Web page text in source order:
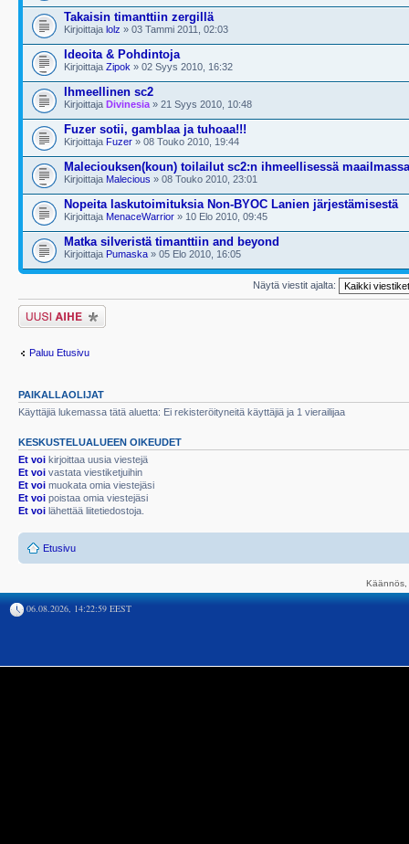
Takaisin timanttiin zergillä
Kirjoittaja lolz » 03 Tammi 2011, 02:03
Ideoita & Pohdintoja
Kirjoittaja Zipok » 02 Syys 2010, 16:32
Ihmeellinen sc2
Kirjoittaja Divinesia » 21 Syys 2010, 10:48
Fuzer sotii, gamblaa ja tuhoaa!!!
Kirjoittaja Fuzer » 08 Touko 2010, 19:44
Maleciouksen(koun) toilailut sc2:n ihmeellisessä maailmassa
Kirjoittaja Malecious » 08 Touko 2010, 23:01
Nopeita laskutoimituksia Non-BYOC Lanien järjestämisestä
Kirjoittaja MenaceWarrior » 10 Elo 2010, 09:45
Matka silveristä timanttiin and beyond
Kirjoittaja Pumaska » 05 Elo 2010, 16:05
Näytä viestit ajalta:
Lähetä uusi viesti
Paluu Etusivu
PAIKALLAOLIJAT
Käyttäjiä lukemassa tätä aluetta: Ei rekisteröityneitä käyttäjiä ja 1 vierailijaa
KESKUSTELUALUEEN OIKEUDET
Et voi kirjoittaa uusia viestejä
Et voi vastata viestiketjuihin
Et voi muokata omia viestejäsi
Et voi poistaa omia viestejäsi
Et voi lähettää liitetiedostoja.
Etusivu
06.08.2026, 14:22:59 EEST